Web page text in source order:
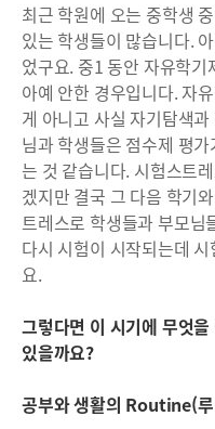
최근 학원에 오는 중학생
있는 학생들이 많습니다.
었구요. 중1 동안 자유학
아예 안한 경우입니다. 자
게 아니고 사실 자기탐색
님과 학생들은 점수제 평
는 것 같습니다. 시험스트
겠지만 결국 그 다음 학기
트레스로 학생들과 부모님
다시 시험이 시작되는데
요.
그렇다면 이 시기에 무엇
있을까요?
공부와 생활의 Routine(